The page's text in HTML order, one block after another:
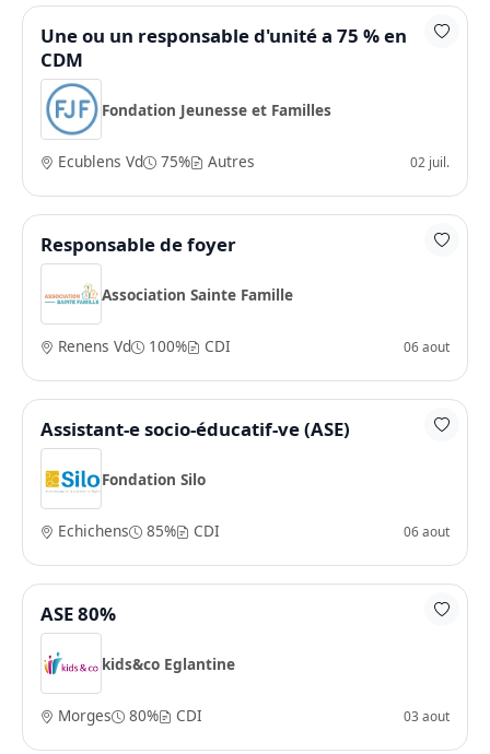
Une ou un responsable d'unité a 75 % en
CDM
Fondation Jeunesse et Familles
Ecublens Vd 75% Autres 02 juil.
Responsable de foyer
Association Sainte Famille
Renens Vd 100% CDI 06 aout
Assistant-e socio-éducatif-ve (ASE)
Fondation Silo
Echichens 85% CDI 06 aout
ASE 80%
kids&co Eglantine
Morges 80% CDI 03 aout